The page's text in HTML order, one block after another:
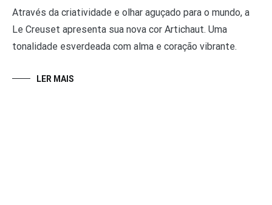
Através da criatividade e olhar aguçado para o mundo, a
Le Creuset apresenta sua nova cor Artichaut. Uma
tonalidade esverdeada com alma e coração vibrante.
LER MAIS